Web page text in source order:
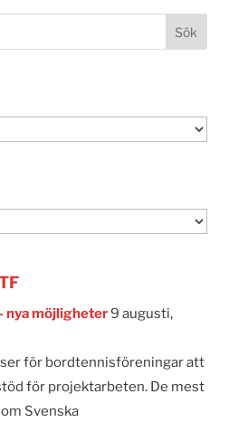
nya möjligheter9 augusti,
för bordtennisföreningar att
för projektarbeten. De mest
Svenska